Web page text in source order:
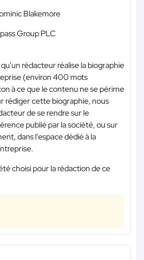
Blakemore
Group PLC
rédacteur réalise la biographie
(environ 400 mots
à ce que le contenu ne se périme
rédiger cette biographie, nous
de se rendre sur le
publié par la société, ou sur
dans l'espace dédié à la
choisi pour la rédaction de ce